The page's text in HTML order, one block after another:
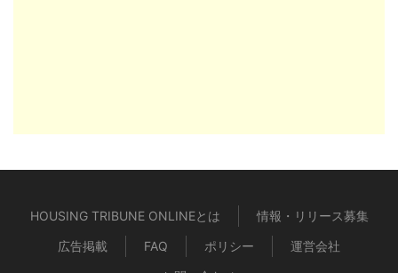
HOUSING TRIBUNE ONLINEとは
情報・リリース募集
広告掲載
FAQ ポリシー
運営会社